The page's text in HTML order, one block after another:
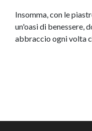
Insomma, con le
un'oasi di benessere,
abbraccio ogni volta